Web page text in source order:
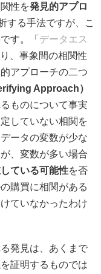
性を発見的アプロ
する手法ですが、こ
す。「 データエス
、事象間の相関性
アプローチの二つ
Approach）
ものについて事実
していない相関を
ータの変数が少な
、変数が多い場合
ている可能性を否
購買に相関がある
ていなかったわけ
発見は、あくまで
証明するものでは